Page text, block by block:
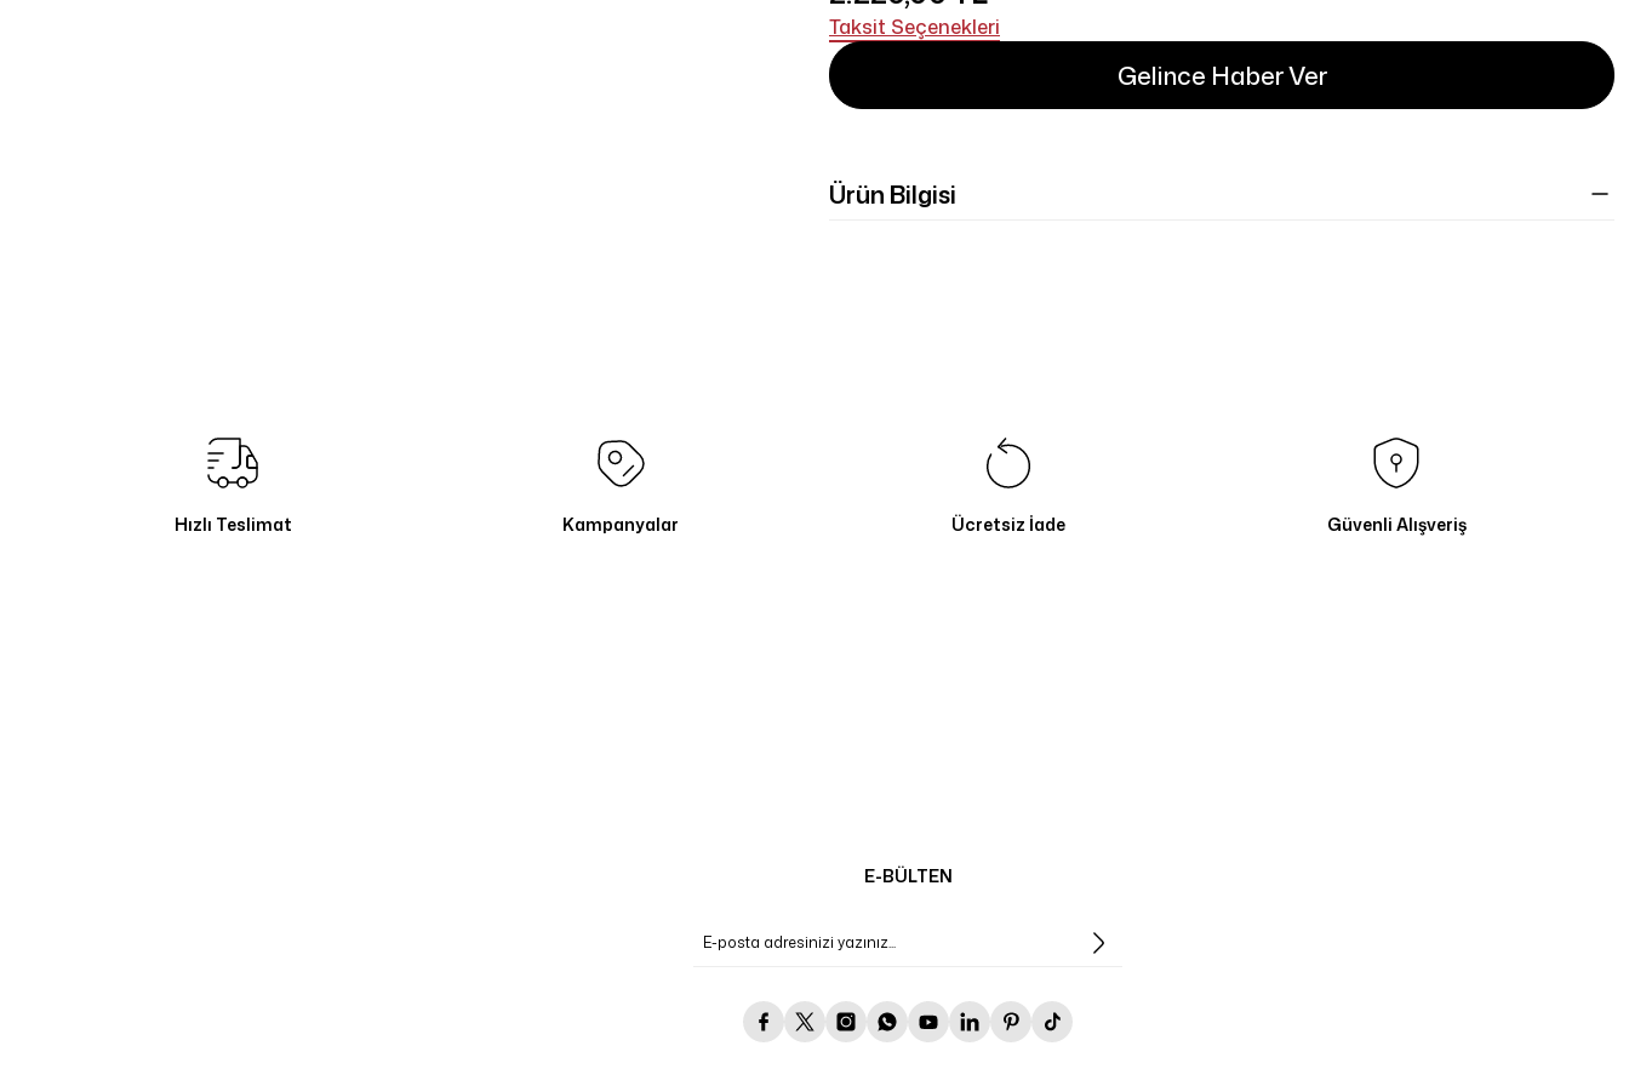
Taksit Seçenekleri
Gelince Haber Ver
Ürün Bilgisi
Hızlı Teslimat Kampanyalar Ücretsiz İade Güvenli Alışveriş
E-BÜLTEN